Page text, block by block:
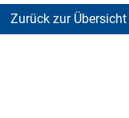
Zurück zur Übersicht